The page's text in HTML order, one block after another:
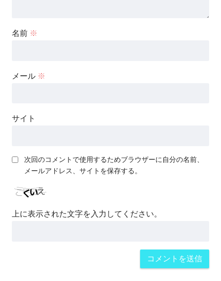
名前 ※
メール ※
サイト
次回のコメントで使用するためブラウザーに自分の名前、
メールアドレス、サイトを保存する。
上に表示された文字を入力してください。